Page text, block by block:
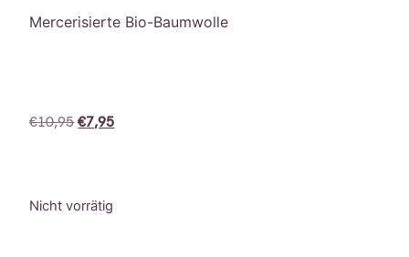
Mercerisierte Bio-Baumwolle
€10,95 €7,95
Nicht vorrätig